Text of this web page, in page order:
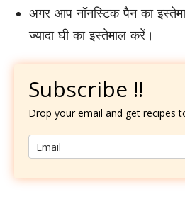
अगर आप नॉनस्टिक पैन का
ज्यादा घी का इस्तेमाल करें।
Subscribe !!
Drop your email and get recipes